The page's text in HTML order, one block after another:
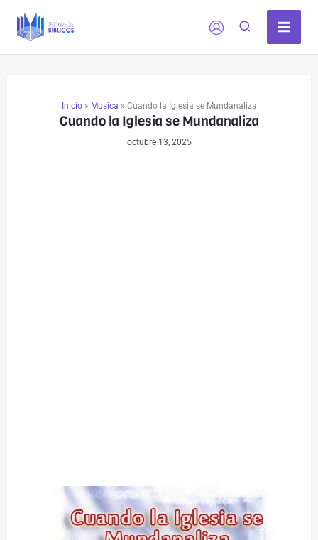
Inicio» Musica » Cuando la Iglesia se Mundanaliza
Cuando la Iglesia se Mundanaliza
octubre 13, 2025